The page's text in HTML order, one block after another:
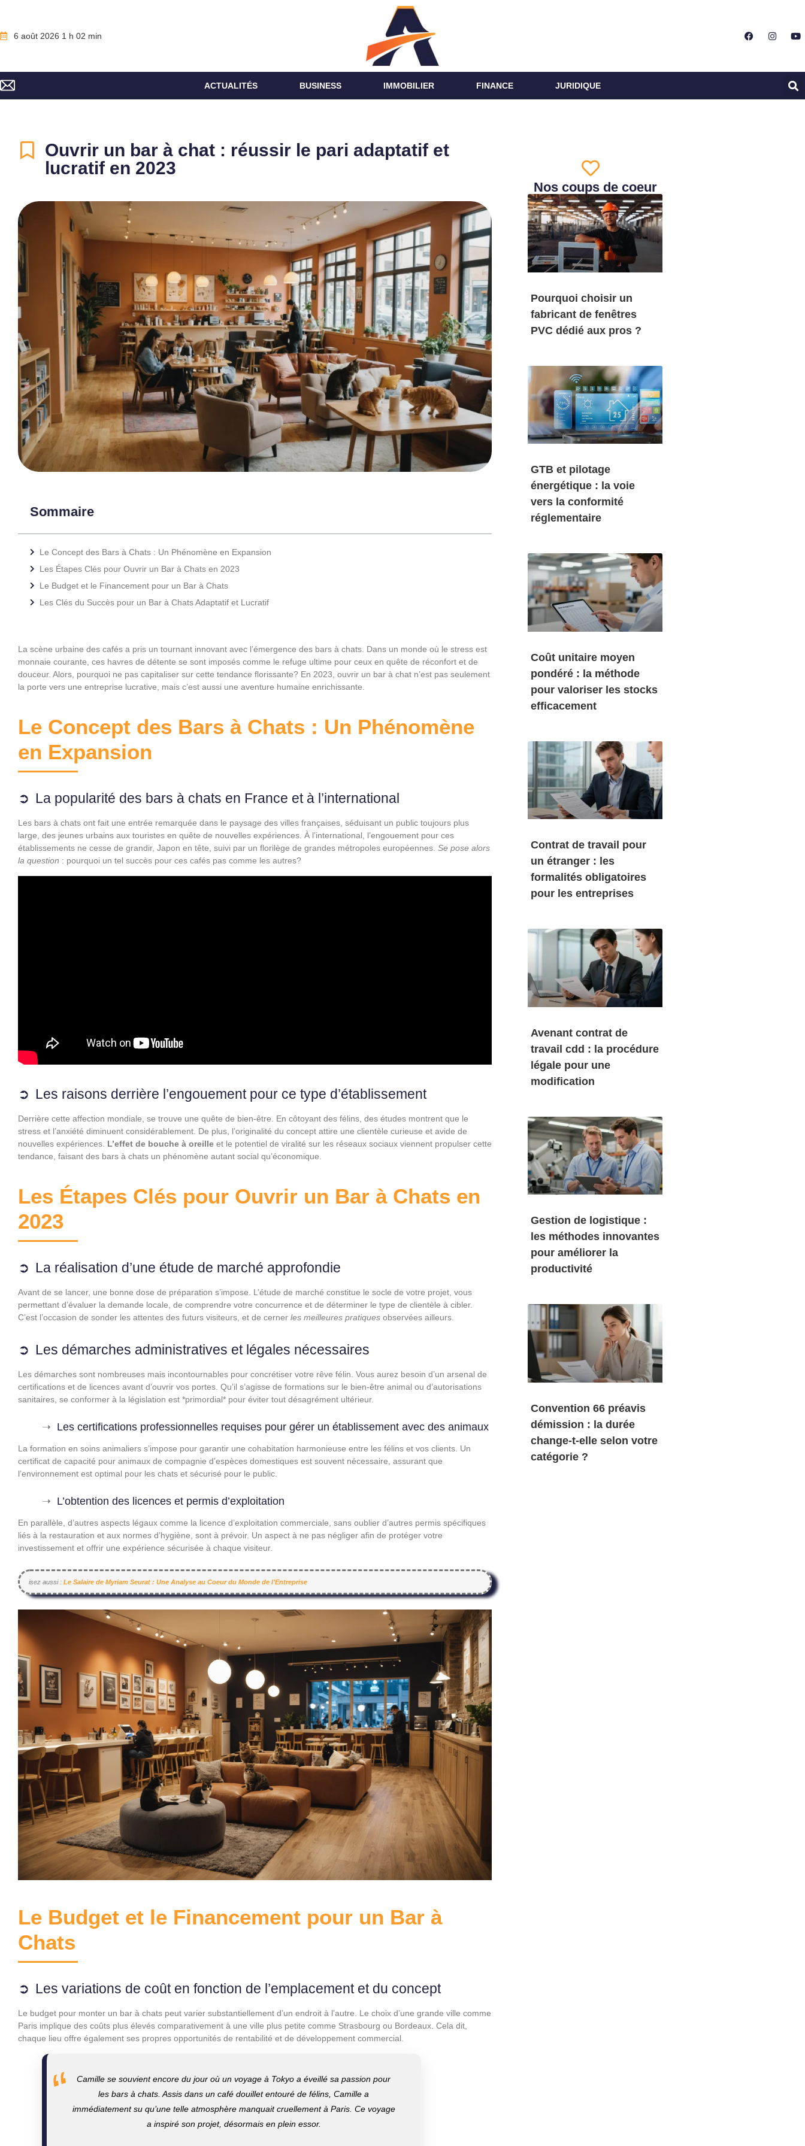
6 août 2026 1 h 02 min
ACTUALITÉS BUSINESS IMMOBILIER FINANCE JURIDIQUE
Ouvrir un bar à chat : réussir le pari adaptatif et
lucratif en 2023
Sommaire
Le Concept des Bars à Chats : Un Phénomène en Expansion
Les Étapes Clés pour Ouvrir un Bar à Chats en 2023
Le Budget et le Financement pour un Bar à Chats
Les Clés du Succès pour un Bar à Chats Adaptatif et Lucratif
La scène urbaine des cafés a pris un tournant innovant avec l’émergence des bars à chats. Dans un monde où le stress est
monnaie courante, ces havres de détente se sont imposés comme le refuge ultime pour ceux en quête de réconfort et de
douceur. Alors, pourquoi ne pas capitaliser sur cette tendance florissante? En 2023, ouvrir un bar à chat n’est pas seulement
la porte vers une entreprise lucrative, mais c’est aussi une aventure humaine enrichissante.
Le Concept des Bars à Chats : Un Phénomène
en Expansion
La popularité des bars à chats en France et à l’international
Les bars à chats ont fait une entrée remarquée dans le paysage des villes françaises, séduisant un public toujours plus
large, des jeunes urbains aux touristes en quête de nouvelles expériences. À l’international, l’engouement pour ces
établissements ne cesse de grandir, Japon en tête, suivi par un florilège de grandes métropoles européennes. Se pose alors
la question : pourquoi un tel succès pour ces cafés pas comme les autres?
Les raisons derrière l’engouement pour ce type d’établissement
Derrière cette affection mondiale, se trouve une quête de bien-être. En côtoyant des félins, des études montrent que le
stress et l’anxiété diminuent considérablement. De plus, l’originalité du concept attire une clientèle curieuse et avide de
nouvelles expériences. L’effet de bouche à oreille et le potentiel de viralité sur les réseaux sociaux viennent propulser cette
tendance, faisant des bars à chats un phénomène autant social qu’économique.
Les Étapes Clés pour Ouvrir un Bar à Chats en
2023
La réalisation d’une étude de marché approfondie
Avant de se lancer, une bonne dose de préparation s’impose. L’étude de marché constitue le socle de votre projet, vous
permettant d’évaluer la demande locale, de comprendre votre concurrence et de déterminer le type de clientèle à cibler.
C’est l’occasion de sonder les attentes des futurs visiteurs, et de cerner les meilleures pratiques observées ailleurs.
Les démarches administratives et légales nécessaires
Les démarches sont nombreuses mais incontournables pour concrétiser votre rêve félin. Vous aurez besoin d’un arsenal de
certifications et de licences avant d’ouvrir vos portes. Qu’il s’agisse de formations sur le bien-être animal ou d’autorisations
sanitaires, se conformer à la législation est *primordial* pour éviter tout désagrément ultérieur.
Les certifications professionnelles requises pour gérer un établissement avec des animaux
La formation en soins animaliers s’impose pour garantir une cohabitation harmonieuse entre les félins et vos clients. Un
certificat de capacité pour animaux de compagnie d’espèces domestiques est souvent nécessaire, assurant que
l’environnement est optimal pour les chats et sécurisé pour le public.
L’obtention des licences et permis d’exploitation
En parallèle, d’autres aspects légaux comme la licence d’exploitation commerciale, sans oublier d’autres permis spécifiques
liés à la restauration et aux normes d’hygiène, sont à prévoir. Un aspect à ne pas négliger afin de protéger votre
investissement et offrir une expérience sécurisée à chaque visiteur.
isez aussi : Le Salaire de Myriam Seurat : Une Analyse au Coeur du Monde de l’Entreprise
Le Budget et le Financement pour un Bar à
Chats
Les variations de coût en fonction de l’emplacement et du concept
Le budget pour monter un bar à chats peut varier substantiellement d’un endroit à l’autre. Le choix d’une grande ville comme
Paris implique des coûts plus élevés comparativement à une ville plus petite comme Strasbourg ou Bordeaux. Cela dit,
chaque lieu offre également ses propres opportunités de rentabilité et de développement commercial.
Camille se souvient encore du jour où un voyage à Tokyo a éveillé sa passion pour
les bars à chats. Assis dans un café douillet entouré de félins, Camille a
immédiatement su qu’une telle atmosphère manquait cruellement à Paris. Ce voyage
a inspiré son projet, désormais en plein essor.
Nos coups de coeur
Pourquoi choisir un
fabricant de fenêtres
PVC dédié aux pros ?
GTB et pilotage
énergétique : la voie
vers la conformité
réglementaire
Coût unitaire moyen
pondéré : la méthode
pour valoriser les stocks
efficacement
Contrat de travail pour
un étranger : les
formalités obligatoires
pour les entreprises
Avenant contrat de
travail cdd : la procédure
légale pour une
modification
Gestion de logistique :
les méthodes innovantes
pour améliorer la
productivité
Convention 66 préavis
démission : la durée
change-t-elle selon votre
catégorie ?